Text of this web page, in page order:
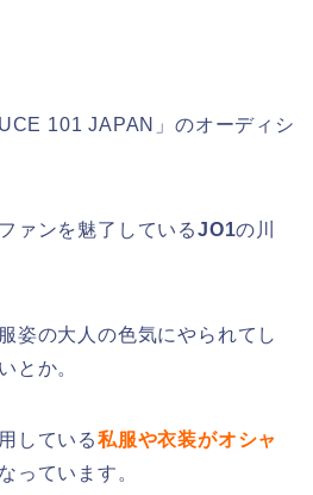
101 JAPAN」のオーディシ
ァンを魅了しているJO1の川
姿の大人の色気にやられてし
とか。
している私服や衣装がオシャ
っています。